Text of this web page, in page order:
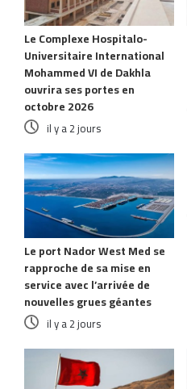
Le Complexe Hospitalo-
Universitaire International
Mohammed VI de Dakhla
ouvrira ses portes en
octobre 2026
il y a 2 jours
Le port Nador West Med se
rapproche de sa mise en
service avec l’arrivée de
nouvelles grues géantes
il y a 2 jours